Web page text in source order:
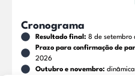
Cronograma
Resultado final: 8 de setembro
Prazo para confirmação de
2026
Outubro e novembro: